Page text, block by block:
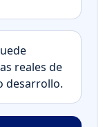
reales de
desarrollo.